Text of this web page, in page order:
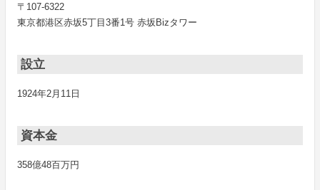
〒107-6322
東京都港区赤坂5丁目3番1号 赤坂Bizタワー
設立
1924年2月11日
資本金
358億48百万円